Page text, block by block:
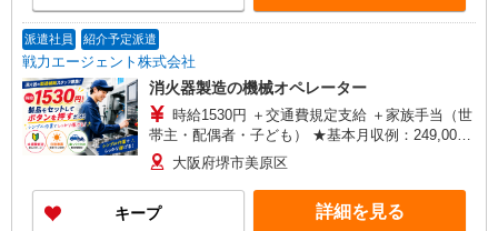
派遣社員 紹介予定派遣
戦力エージェント株式会社
消火器製造の機械オペレーター
時給1530円 ＋交通費規定支給 ＋家族手当（世
帯主・配偶者・子ども） ★基本月収例：249,000
円 （時給1,530円×実働7時間45分×月21日勤務の
場合） ※ここに交通費、家族手当や残業手当など
もプラスされます！ ☆勤務後、スグに受け取れる
前払い制度完備！
大阪府堺市美原区
キープ 詳細を見る